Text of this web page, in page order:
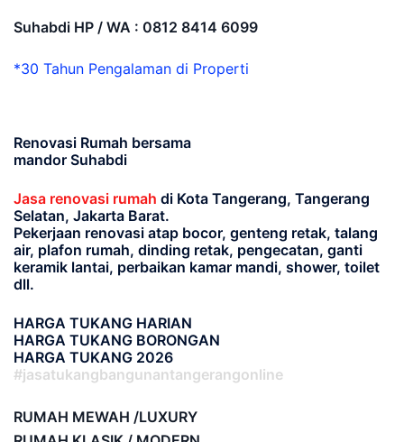
Suhabdi HP / WA : 0812 8414 6099
*30 Tahun Pengalaman di Properti
Renovasi Rumah bersama
mandor Suhabdi
Jasa renovasi rumah di Kota Tangerang, Tangerang
Selatan, Jakarta Barat.
Pekerjaan renovasi atap bocor, genteng retak, talang
air, plafon rumah, dinding retak, pengecatan, ganti
keramik lantai, perbaikan kamar mandi, shower, toilet
dll.
HARGA TUKANG HARIAN
HARGA TUKANG BORONGAN
HARGA TUKANG 2026
#jasatukangbangunantangerangonline
RUMAH MEWAH /LUXURY